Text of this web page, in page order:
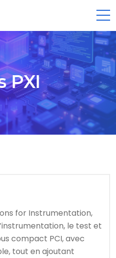
PXI
for Instrumentation,
le test et
compact PCI, avec
tout en ajoutant